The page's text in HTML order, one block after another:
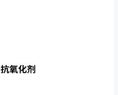
抗氧化剂